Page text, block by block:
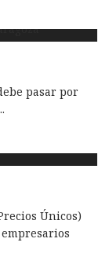
pasar por
Únicos)